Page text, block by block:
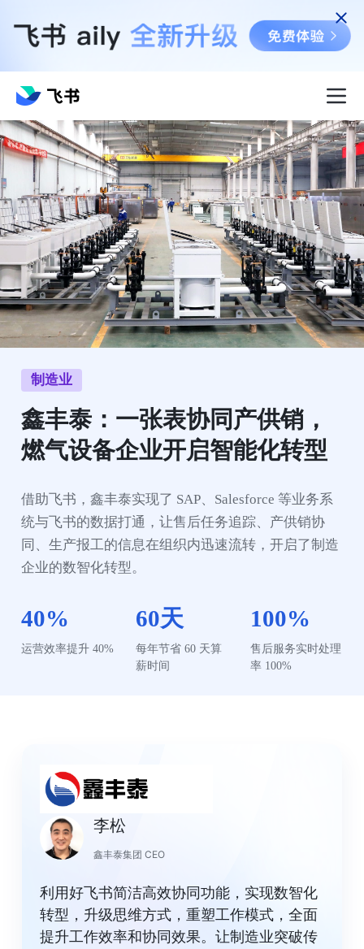
制造业
鑫丰泰：一张表协同产供销，
燃气设备企业开启智能化转型
借助飞书，鑫丰泰实现了 SAP、Salesforce 等业务系
统与飞书的数据打通，让售后任务追踪、产供销协
同、生产报工的信息在组织内迅速流转，开启了制造
企业的数智化转型。
40%
运营效率提升 40%
60天
每年节省 60 天算
薪时间
100%
售后服务实时处理
率 100%
李松
鑫丰泰集团 CEO
利用好飞书简洁高效协同功能，实现数智化
转型，升级思维方式，重塑工作模式，全面
提升工作效率和协同效果。让制造业突破传